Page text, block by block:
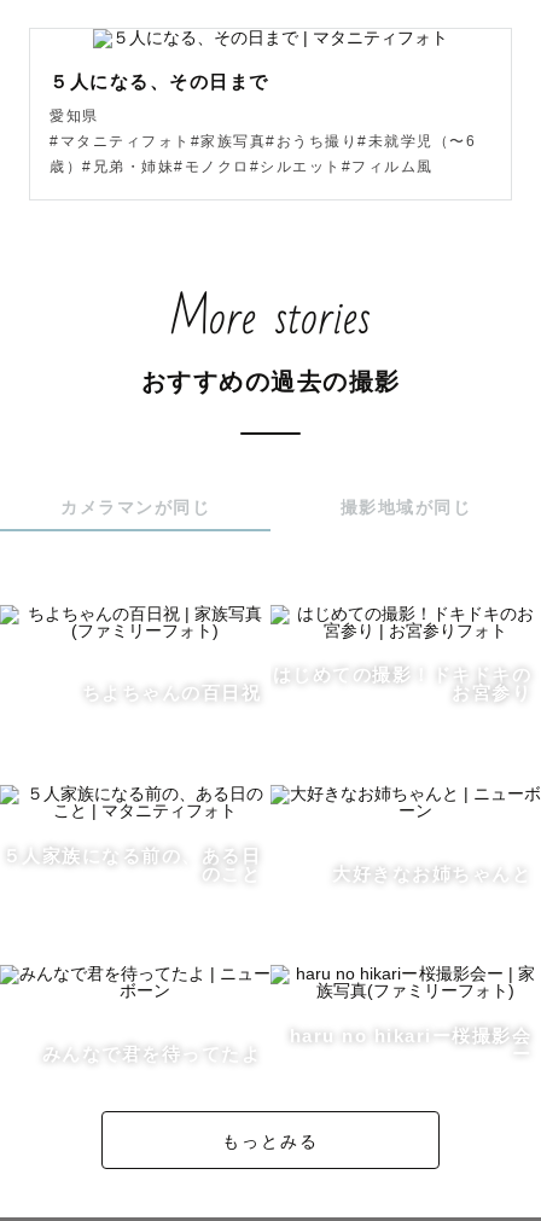
───────────────
お会いできる日を
楽しみにしています😊
５人になる、その日まで
愛知県
#マタニティフォト#家族写真#おうち撮り#未就学児（〜6
歳）#兄弟・姉妹#モノクロ#シルエット#フィルム風
More stories
おすすめの過去の撮影
カメラマンが同じ 撮影地域が同じ
ちよちゃんの百日祝
はじめての撮影！ドキドキの
お宮参り
５人家族になる前の、ある日
のこと
大好きなお姉ちゃんと
みんなで君を待ってたよ
haru no hikariー桜撮影会
ー
もっとみる